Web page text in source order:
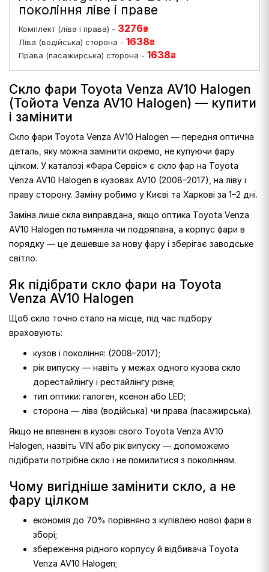
покоління ліве і праве
Комплект (ліва і права) - 3276₴
Ліва (водійська) сторона - 1638₴
Права (пасажирська) сторона - 1638₴
Скло фари Toyota Venza AV10 Halogen
(Тойота Venza AV10 Halogen) — купити
і замінити
Скло фари Toyota Venza AV10 Halogen — передня оптична
деталь, яку можна замінити окремо, не купуючи фару
цілком. У каталозі «Фара Сервіс» є скло фар на Toyota
Venza AV10 Halogen в кузовах AV10 (2008–2017), на ліву і
праву сторону. Заміну робимо у Києві та Харкові за 1–2 дні.
Заміна лише скла виправдана, якщо оптика Toyota Venza
AV10 Halogen потьмяніла чи подряпана, а корпус фари в
порядку — це дешевше за нову фару і зберігає заводське
світло.
Як підібрати скло фари на Toyota
Venza AV10 Halogen
Щоб скло точно стало на місце, під час підбору
враховують:
кузов і покоління: (2008–2017);
рік випуску — навіть у межах одного кузова скло
дорестайлінгу і рестайлінгу різне;
тип оптики: галоген, ксенон або LED;
сторона — ліва (водійська) чи права (пасажирська).
Якщо не впевнені в кузові свого Toyota Venza AV10
Halogen, назвіть VIN або рік випуску — допоможемо
підібрати потрібне скло і не помилитися з поколінням.
Чому вигідніше замінити скло, а не
фару цілком
економія до 70% порівняно з купівлею нової фари в
зборі;
збереження рідного корпусу й відбивача Toyota
Venza AV10 Halogen;